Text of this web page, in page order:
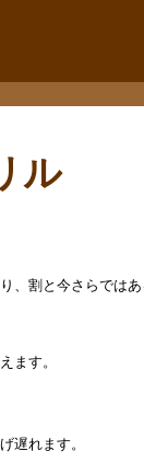
ル
、割と今さらではあ
ます。
遅れます。